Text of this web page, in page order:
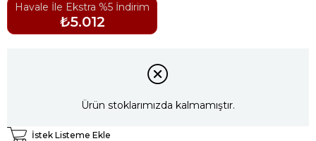
Havale İle Ekstra %5 İndirim
₺5.012
Ürün stoklarımızda kalmamıştır.
İstek Listeme Ekle